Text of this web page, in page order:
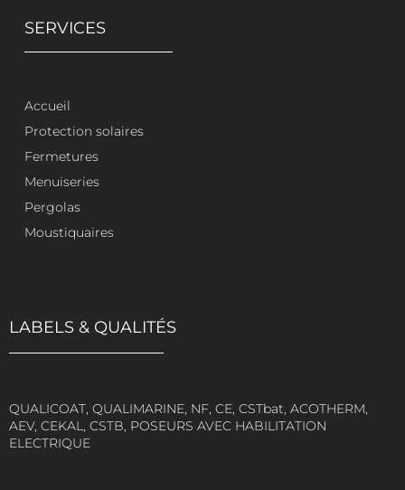
SERVICES
Accueil
Protection solaires
Fermetures
Menuiseries
Pergolas
Moustiquaires
LABELS & QUALITÉS
QUALICOAT, QUALIMARINE, NF, CE, CSTbat, ACOTHERM,
AEV, CEKAL, CSTB, POSEURS AVEC HABILITATION
ELECTRIQUE